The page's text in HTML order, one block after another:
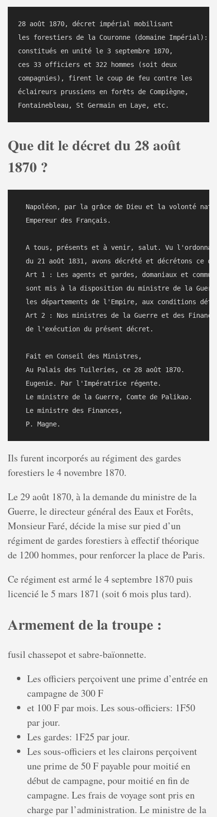
28 août 1870, décret impérial mobilisant
les forestiers de la Couronne (domaine Impérial):
constitués en unité le 3 septembre 1870,
ces 33 officiers et 322 hommes (soit deux
compagnies), firent le coup de feu contre les
éclaireurs prussiens en forêts de Compiègne,
Que dit le décret du 28 août
1870 ?
Napoléon, par la grâce de Dieu et la volonté
  Empereur des Français.
A tous, présents et à venir, salut. Vu
du 21 août 1831, avons décrété et décrétons ce
Art 1 : Les agents et gardes, domaniaux et
sont mis à la disposition du ministre de la
les départements de l'Empire, aux conditions
Art 2 : Nos ministres de la Guerre et des
  de l'exécution du présent décret.
  Fait en Conseil des Ministres,
  Au Palais des Tuileries, ce 28 août 1870.
  Eugenie. Par l'Impératrice régente.
  Le ministre de la Guerre, Comte de Palikao.
  Le ministre des Finances,
Ils furent incorporés au régiment des gardes
forestiers le 4 novembre 1870.
Le 29 août 1870, à la demande du ministre de la
Guerre, le directeur général des Eaux et Forêts,
Monsieur Faré, décide la mise sur pied d’un
régiment de gardes forestiers à effectif théorique
de 1200 hommes, pour renforcer la place de Paris.
Ce régiment est armé le 4 septembre 1870 puis
licencié le 5 mars 1871 (soit 6 mois plus tard).
Armement de la troupe :
fusil chassepot et sabre-baïonnette.
Les officiers perçoivent une prime d’entrée en
campagne de 300 F
et 100 F par mois. Les sous-officiers: 1F50
par jour.
Les gardes: 1F25 par jour.
Les sous-officiers et les clairons perçoivent
une prime de 50 F payable pour moitié en
début de campagne, pour moitié en fin de
campagne. Les frais de voyage sont pris en
charge par l’administration. Le ministre de la